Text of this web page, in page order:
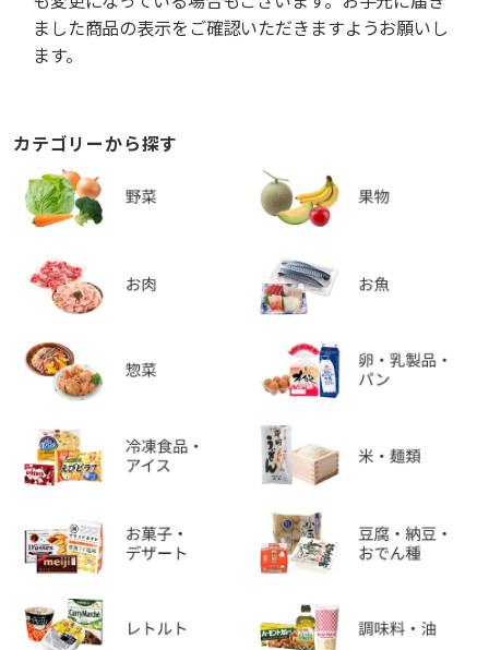
ました商品の表示をご確認いただきますようお願いし
ます。
カテゴリーから探す